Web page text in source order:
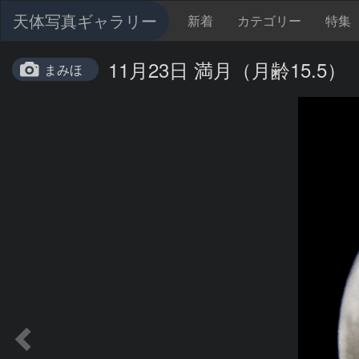
天体写真ギャラリー 新着 カテゴリー 特集
まみほ 11月23日 満月（月齢15.5）